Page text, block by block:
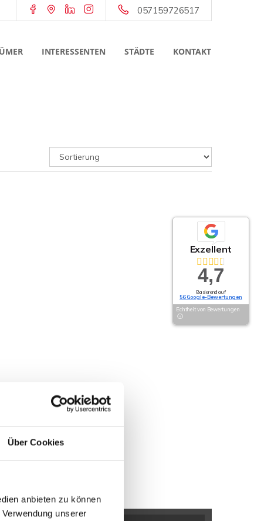
Über Cookies
anbieten zu können
unserer
057159726517
INTERESSENTEN STÄDTE KONTAKT
Exzellent
4,7
Basierend auf
56 Google-Bewertungen
Echtheit von Bewertungen